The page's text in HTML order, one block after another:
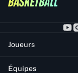
Joueurs
Équipes